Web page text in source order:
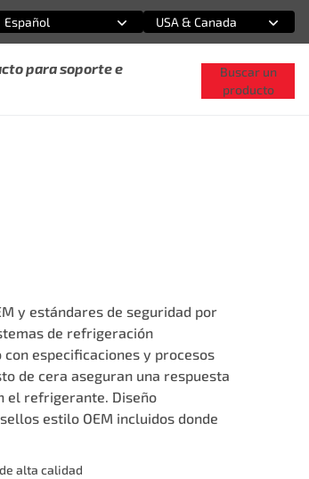
una opción
Español
una opción
USA & Canada
para soporte e
Buscar un
producto
y estándares de seguridad por
de refrigeración
especificaciones y procesos
de cera aseguran una respuesta
el refrigerante. Diseño
estilo OEM incluidos donde
alta calidad